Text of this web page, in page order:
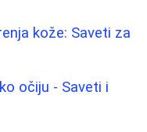
kože: Saveti za
očiju - Saveti i